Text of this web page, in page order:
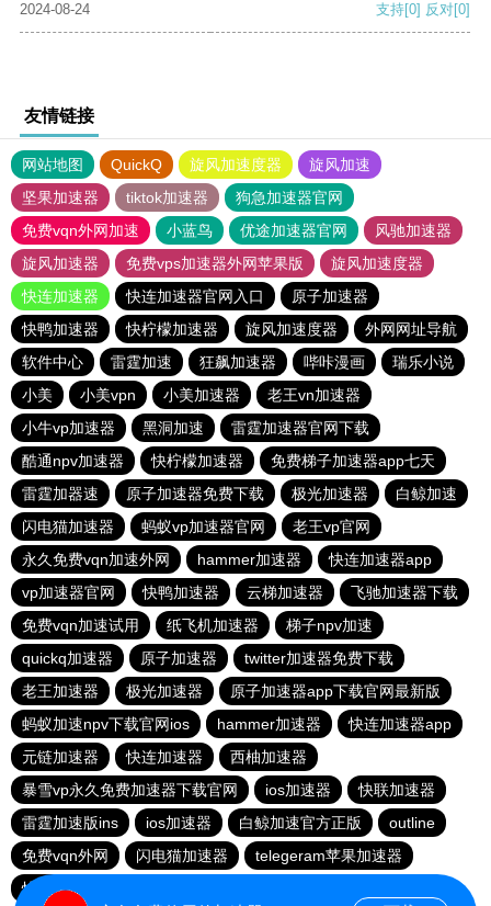
2024-08-24
支持[0] 反对[0]
友情链接
网站地图 QuickQ 旋风加速度器
旋风加速
坚果加速器
tiktok加速器
狗急加速器官网
免费vqn外网加速
小蓝鸟 优途加速器官网
风驰加速器
旋风加速器
免费vps加速器外网苹果版
旋风加速度器
快连加速器
快连加速器官网入口
原子加速器
快鸭加速器
快柠檬加速器 旋风加速度器
外网网址导航
软件中心
雷霆加速 狂飙加速器 哔咔漫画
瑞乐小说
小美
小美vpn 小美加速器
老王vn加速器
小牛vp加速器
黑洞加速
雷霆加速器官网下载
酷通npv加速器
快柠檬加速器
免费梯子加速器app七天
雷霆加器速
原子加速器免费下载 极光加速器
白鲸加速
闪电猫加速器
蚂蚁vp加速器官网
老王vp官网
永久免费vqn加速外网
hammer加速器
快连加速器app
vp加速器官网
快鸭加速器 云梯加速器
飞驰加速器下载
免费vqn加速试用
纸飞机加速器
梯子npv加速
quickq加速器
原子加速器
twitter加速器免费下载
老王加速器
极光加速器
原子加速器app下载官网最新版
蚂蚁加速npv下载官网ios
hammer加速器
快连加速器app
元链加速器
快连加速器
西柚加速器
暴雪vp永久免费加速器下载官网
ios加速器
快联加速器
雷霆加速版ins
ios加速器 白鲸加速官方正版
outline
免费vqn外网
闪电猫加速器
telegeram苹果加速器
快连lets加速器